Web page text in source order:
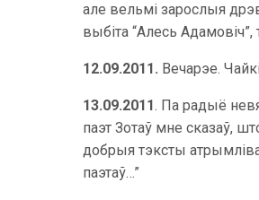
але вельмі зарослыя
выбіта “Алесь
12.09.2011. Вечарэе.
13.09.2011. Па радыё
паэт Зотаў мне сказаў,
добрыя тэксты
паэтаў…”